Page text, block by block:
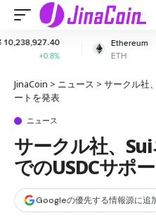
Ethereum
ETH
JPY-¥ 301,731.96
JinaCoin > ニュース > サークル社
ートを発表
ニュース
サークル社、
でのUSDCサポ
Googleの優先する情報源に追